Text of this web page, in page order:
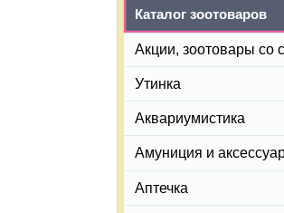
Каталог зоотоваров
Акции, зоотовары со
Утинка
Аквариумистика
Амуниция и
Аптечка